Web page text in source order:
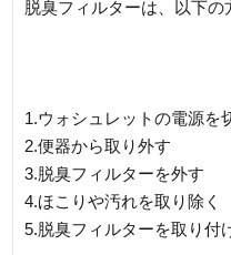
脱臭フィルターは、以下の
1.ウォシュレットの電源を
2.便器から取り外す
3.脱臭フィルターを外す
4.ほこりや汚れを取り除く
5.脱臭フィルターを取り付